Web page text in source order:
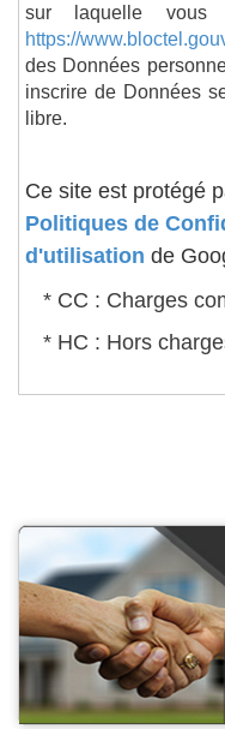
sur laquelle
https://
des Données
inscrire de Données
libre.
Ce site est protégé
Politiques de
d'utilisation de
* CC : Charges
* HC : Hors